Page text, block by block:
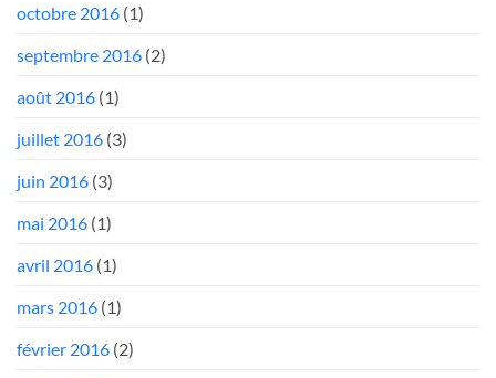
octobre 2016 (1)
septembre 2016 (2)
août 2016 (1)
juillet 2016 (3)
juin 2016 (3)
mai 2016 (1)
avril 2016 (1)
mars 2016 (1)
février 2016 (2)